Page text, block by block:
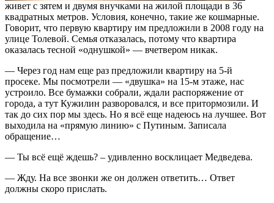
живет с зятем и двумя внучками на жилой площади в 36
квадратных метров. Условия, конечно, такие же кошмарные.
Говорит, что первую квартиру им предложили в 2008 году на
улице Толевой. Семья отказалась, потому что квартира
оказалась тесной «однушкой» — вчетвером никак.
— Через год нам еще раз предложили квартиру на 5-й
просеке. Мы посмотрели — «двушка» на 15-м этаже, нас
устроило. Все бумажки собрали, ждали распоряжение от
города, а тут Кужилин разворовался, и все притормозили. И
так до сих пор мы здесь. Но я всё еще надеюсь на лучшее. Вот
выходила на «прямую линию» с Путиным. Записала
обращение…
— Ты всё ещё ждешь? – удивленно восклицает Медведева.
— Жду. На все звонки же он должен ответить… Ответ
должны скоро прислать.